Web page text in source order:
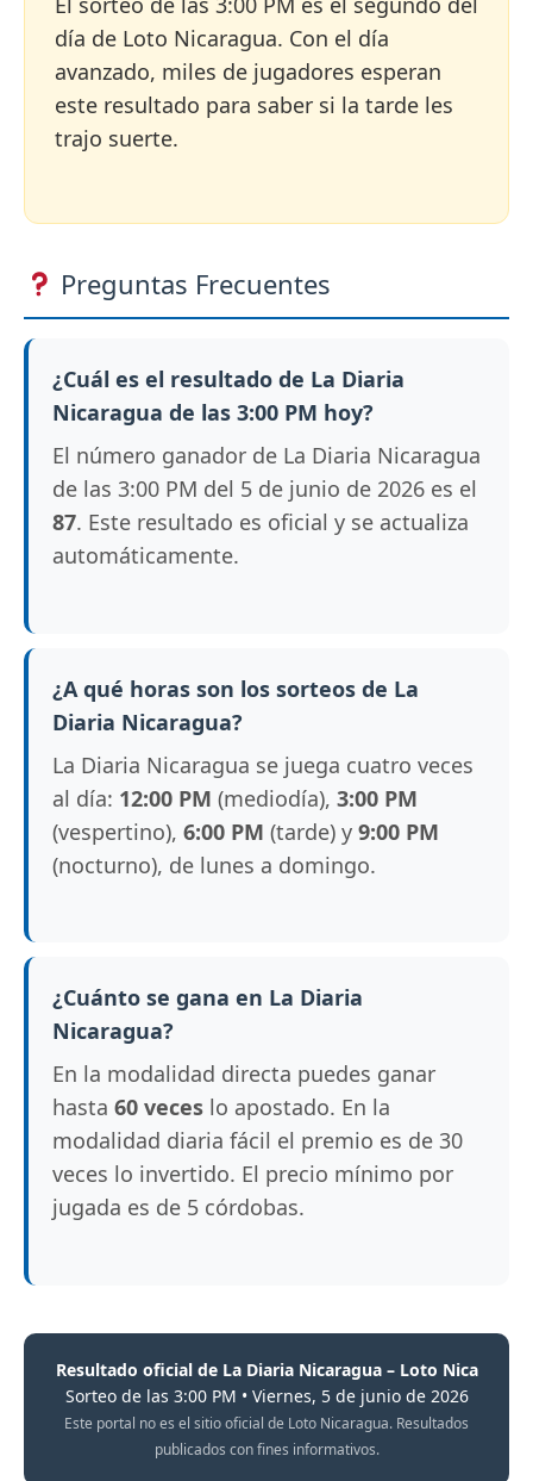
día de Loto Nicaragua. Con el día
avanzado, miles de jugadores esperan
este resultado para saber si la tarde les
trajo suerte.
Preguntas Frecuentes
¿Cuál es el resultado de La Diaria
Nicaragua de las 3:00 PM hoy?
El número ganador de La Diaria Nicaragua
de las 3:00 PM del 5 de junio de 2026 es el
87. Este resultado es oficial y se actualiza
automáticamente.
¿A qué horas son los sorteos de La
Diaria Nicaragua?
La Diaria Nicaragua se juega cuatro veces
al día: 12:00 PM (mediodía), 3:00 PM
(vespertino), 6:00 PM (tarde) y 9:00 PM
(nocturno), de lunes a domingo.
¿Cuánto se gana en La Diaria
Nicaragua?
En la modalidad directa puedes ganar
hasta 60 veces lo apostado. En la
modalidad diaria fácil el premio es de 30
veces lo invertido. El precio mínimo por
jugada es de 5 córdobas.
Resultado oficial de La Diaria Nicaragua – Loto Nica
Sorteo de las 3:00 PM • Viernes, 5 de junio de 2026
Este portal no es el sitio oficial de Loto Nicaragua. Resultados
publicados con fines informativos.